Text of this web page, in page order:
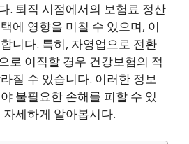
. 퇴직 시점에서의 보험료 정산
에 영향을 미칠 수 있으며, 이
니다. 특히, 자영업으로 전환
로 이직할 경우 건강보험의 적
질 수 있습니다. 이러한 정보
불필요한 손해를 피할 수 있
세하게 알아봅시다.